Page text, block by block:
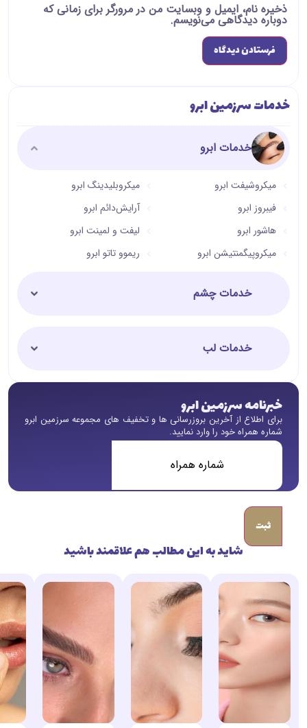
ذخیره نام، ایمیل و وبسایت من در مرورگر برای زمانی که
دوباره دیدگاهی می‌نویسم.
خدمات سرزمین ابرو
خدمات ابرو
میکروشیفت ابرو
فیبروز ابرو
هاشور ابرو
میکروپیگمنتیشن ابرو
میکروبلیدینگ ابرو
آرایش‌دائم ابرو
لیفت و لمینت ابرو
ریموو تاتو ابرو
خدمات چشم
خدمات لب
خبرنامه سرزمین ابرو
برای اطلاع از آخرین بروزرسانی ها و تخفیف های مجموعه سرزمین ابرو
شماره همراه خود را وارد نمایید.
شماره
شاید به این مطالب هم علاقمند باشید